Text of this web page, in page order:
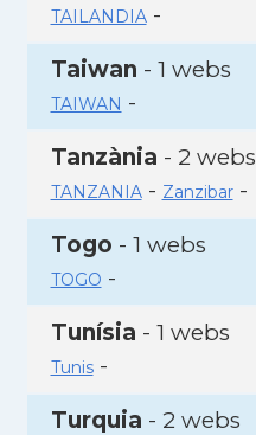
TAILANDIA-
Taiwan - 1 webs
TAIWAN -
Tanzània - 2 webs
TANZANIA- Zanzibar-
Togo - 1 webs
TOGO -
Tunísia - 1 webs
Tunis-
Turquia - 2 webs